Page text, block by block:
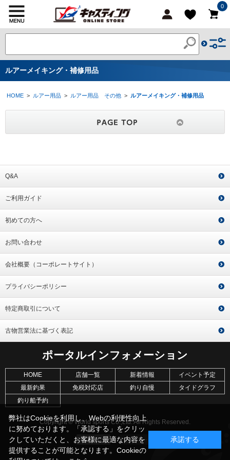
0
ルアーメイキング・補修用品
HOME > ルアー用品 > ルアー用品 その他 > ルアーメイキング・補修用品
Q&A
ご利用ガイド
初めての方へ
お問い合わせ
会社概要（コーポレートサイト）
プライバシーポリシー
特定商取引について
古物営業法に基づく表記
ポータルインフォメーション
HOME 店舗一覧 新着情報
イベント予定
最新釣果
免税対応店 釣り自慢
タイドグラフ
釣り船予約
Copyright © World sports Co.,Ltd. All Rights Reserved.
弊社はCookieを利用し、Webの利便性向上
に努めております。「承認する」をクリッ
クしていただくと、お客様に最適な内容を
提供することが可能となります。Cookieの
承諾する